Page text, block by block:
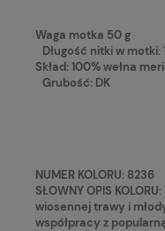
Waga motka 50 g
Długość nitki w motki:
Skład: 100% wełna
Grubość: DK
NUMER KOLORU: 8236
SŁOWNY OPIS
wiosennej trawy i
współpracy z